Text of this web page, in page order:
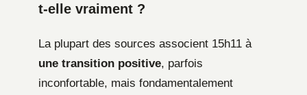
t-elle vraiment ?
La plupart des sources associent 15h11 à
une transition positive, parfois
inconfortable, mais fondamentalement